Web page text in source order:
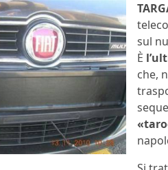
sul
È
che,